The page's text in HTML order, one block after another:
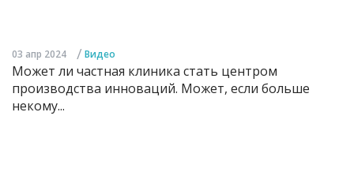
03 апр 2024 / Видео
Может ли частная клиника стать центром
производства инноваций. Может, если больше
некому...